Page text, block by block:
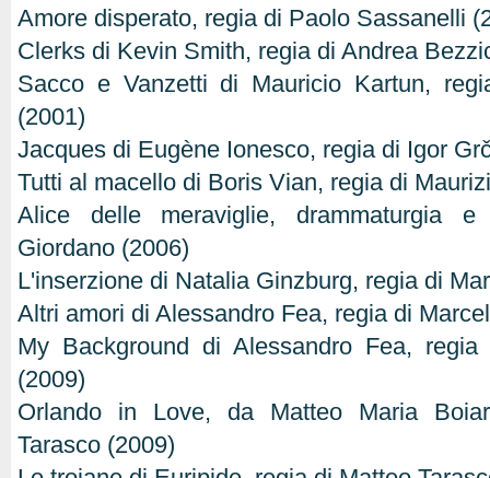
Amore disperato, regia di Paolo Sassanelli
Clerks di Kevin Smith, regia di Andrea
Sacco e Vanzetti di Mauricio Kartun,
(2001)
Jacques di Eugène Ionesco, regia di Igor
Tutti al macello di Boris Vian, regia di
Alice delle meraviglie, drammaturgia
Giordano (2006)
L'inserzione di Natalia Ginzburg, regia di
Altri amori di Alessandro Fea, regia di
My Background di Alessandro Fea,
(2009)
Orlando in Love, da Matteo Maria
Tarasco (2009)